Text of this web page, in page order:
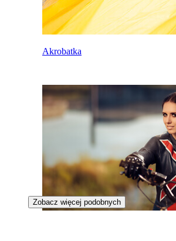
Akrobatka
Zobacz więcej podobnych